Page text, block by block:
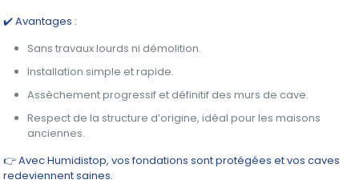
✔️ Avantages :
Sans travaux lourds ni démolition.
Installation simple et rapide.
Assèchement progressif et définitif des murs de cave.
Respect de la structure d’origine, idéal pour les maisons
anciennes.
👉 Avec Humidistop, vos fondations sont protégées et vos caves
redeviennent saines.